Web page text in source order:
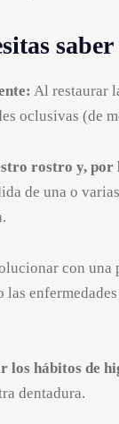
Al restaurar
oclusivas (de
rostro y,
de una o
con una
los hábitos de
dentadura.